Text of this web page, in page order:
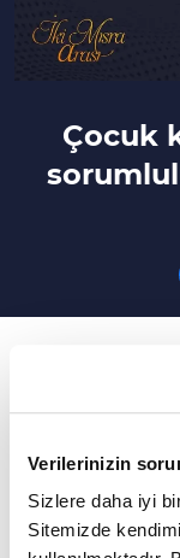
Verilerinizin
Sizlere daha iyi
Sitemizde
Çocuk
İki Mısra
Bir yazar
çocukkitabı